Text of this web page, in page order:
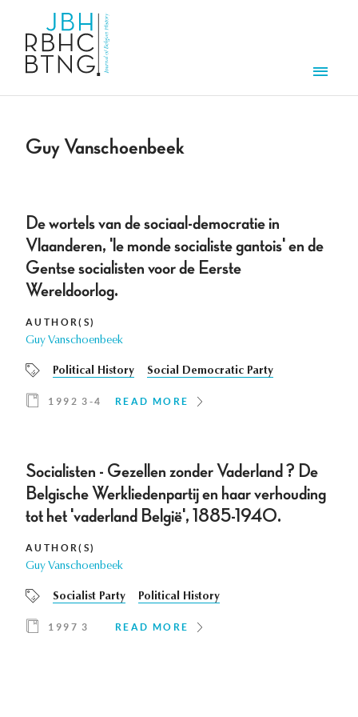
Guy Vanschoenbeek
De wortels van de sociaal-democratie in
Vlaanderen, 'le monde socialiste gantois' en de
Gentse socialisten voor de Eerste
Wereldoorlog.
AUTHOR(S)
Guy Vanschoenbeek
Political History Social Democratic Party
1992 3-4 READ MORE
Socialisten - Gezellen zonder Vaderland ? De
Belgische Werkliedenpartij en haar verhouding
tot het 'vaderland België', 1885-1940.
AUTHOR(S)
Guy Vanschoenbeek
Socialist Party Political History
1997 3 READ MORE